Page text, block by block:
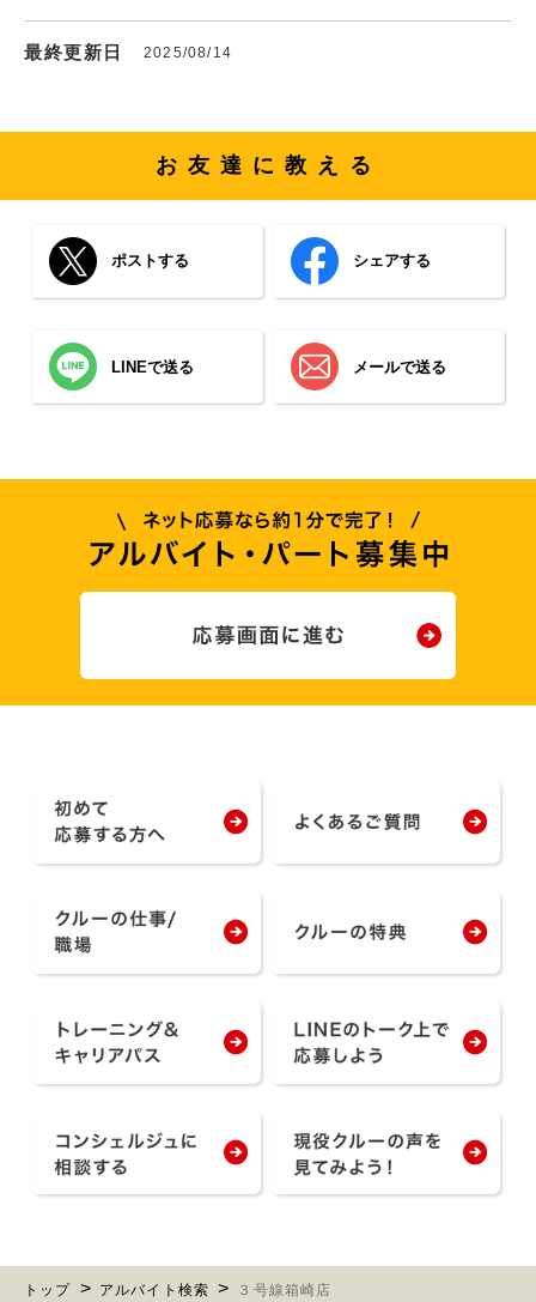
最終更新日 2025/08/14
お友達に教える
ポストする シェアする
LINEで送る メールで送る
トップ アルバイト検索 ３号線箱崎店